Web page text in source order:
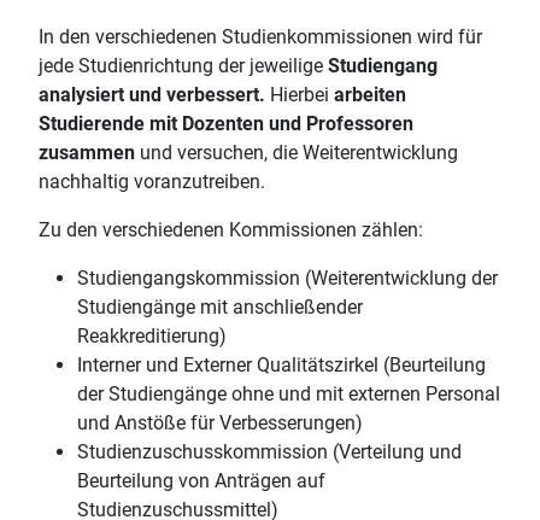
In den verschiedenen Studienkommissionen wird für
jede Studienrichtung der jeweilige Studiengang
analysiert und verbessert. Hierbei arbeiten
Studierende mit Dozenten und Professoren
zusammen und versuchen, die Weiterentwicklung
nachhaltig voranzutreiben.
Zu den verschiedenen Kommissionen zählen:
Studiengangskommission (Weiterentwicklung der
Studiengänge mit anschließender
Reakkreditierung)
Interner und Externer Qualitätszirkel (Beurteilung
der Studiengänge ohne und mit externen Personal
und Anstöße für Verbesserungen)
Studienzuschusskommission (Verteilung und
Beurteilung von Anträgen auf
Studienzuschussmittel)